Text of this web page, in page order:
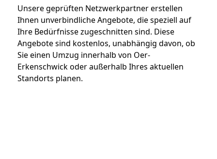
Unsere geprüften Netzwerkpartner erstellen
Ihnen unverbindliche Angebote, die speziell auf
Ihre Bedürfnisse zugeschnitten sind. Diese
Angebote sind kostenlos, unabhängig davon, ob
Sie einen Umzug innerhalb von Oer-
Erkenschwick oder außerhalb Ihres aktuellen
Standorts planen.